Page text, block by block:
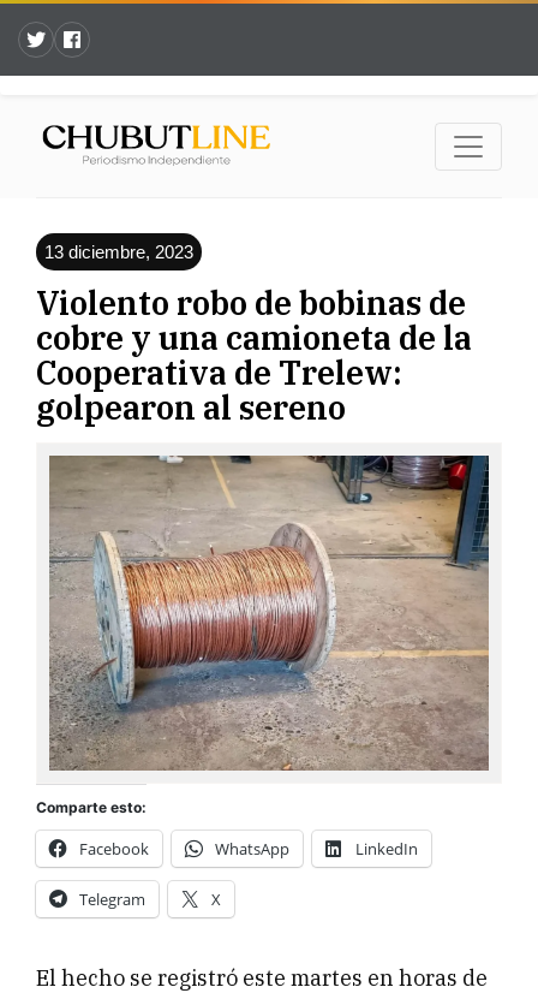
13 diciembre, 2023
Violento robo de bobinas de
cobre y una camioneta de la
Cooperativa de Trelew:
golpearon al sereno
Comparte esto:
Facebook WhatsApp LinkedIn
Telegram X
El hecho se registró este martes en horas de